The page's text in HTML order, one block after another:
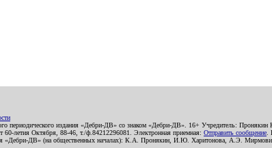
периодического издания «Дебри-ДВ» со знаком «Дебри-ДВ». 16+ Учредитель:
60-летия Октября, 88-46, т./ф.84212296081. Электронная приемная: Отправить сообщение
«Дебри-ДВ» (на общественных началах): К.А. Пронякин, И.Ю. Харитонова,